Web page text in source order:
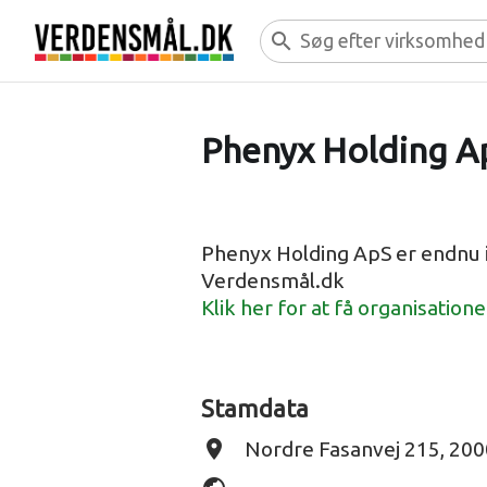
search
Phenyx Holding
Phenyx Holding ApS er
Verdensmål.dk
Klik her for at få
Stamdata
place Nordre Fasanvej 215,